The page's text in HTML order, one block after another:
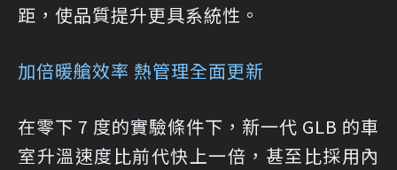
距，使品質提升更具系統性。
加倍暖艙效率 熱管理全面更新
在零下 7 度的實驗條件下，新一代 GLB 的車
室升溫速度比前代快上一倍，甚至比採用內